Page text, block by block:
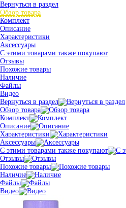
Вернуться в раздел
Обзор товара
Комплект
Описание
Характеристики
Аксессуары
С этими товарами также покупают
Отзывы
Похожие товары
Наличие
Файлы
Видео
Вернуться в раздел
Обзор товара
Комплект
Описание
Характеристики
Аксессуары
С этими товарами также покупают
Отзывы
Похожие товары
Наличие
Файлы
Видео